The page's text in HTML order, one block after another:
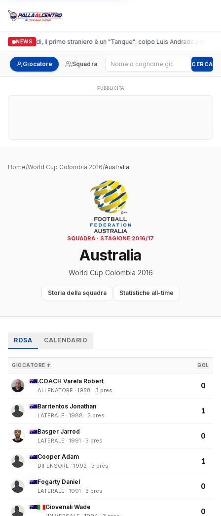
NEWS
Casalguidi, il primo straniero è un "Tanque": colpo Luis Andrada per il
Giocatore Squadra Cerca giocatore CERCA
PUBBLICITÀ
Home/World Cup Colombia 2016/Australia
SQUADRA · STAGIONE 2016/17
Australia
World Cup Colombia 2016
Storia della squadra Statistiche all-time
ROSA CALENDARIO
GIOCATORE ↑ GOL
.COACH Varela Robert
ALLENATORE · 1958 · 3 pres
0
Barrientos Jonathan
LATERALE · 1988 · 3 pres
1
Basger Jarrod
LATERALE · 1991 · 3 pres
0
Cooper Adam
DIFENSORE · 1992 · 3 pres
1
Fogarty Daniel
LATERALE · 1991 · 3 pres
0
Giovenali Wade
0